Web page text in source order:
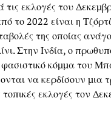
τις εκλογές του
το 2022 είναι η
της οποίας
Στην Ινδία, ο
κόμμα του
να κερδίσουν μια
τοπικές εκλογές τον